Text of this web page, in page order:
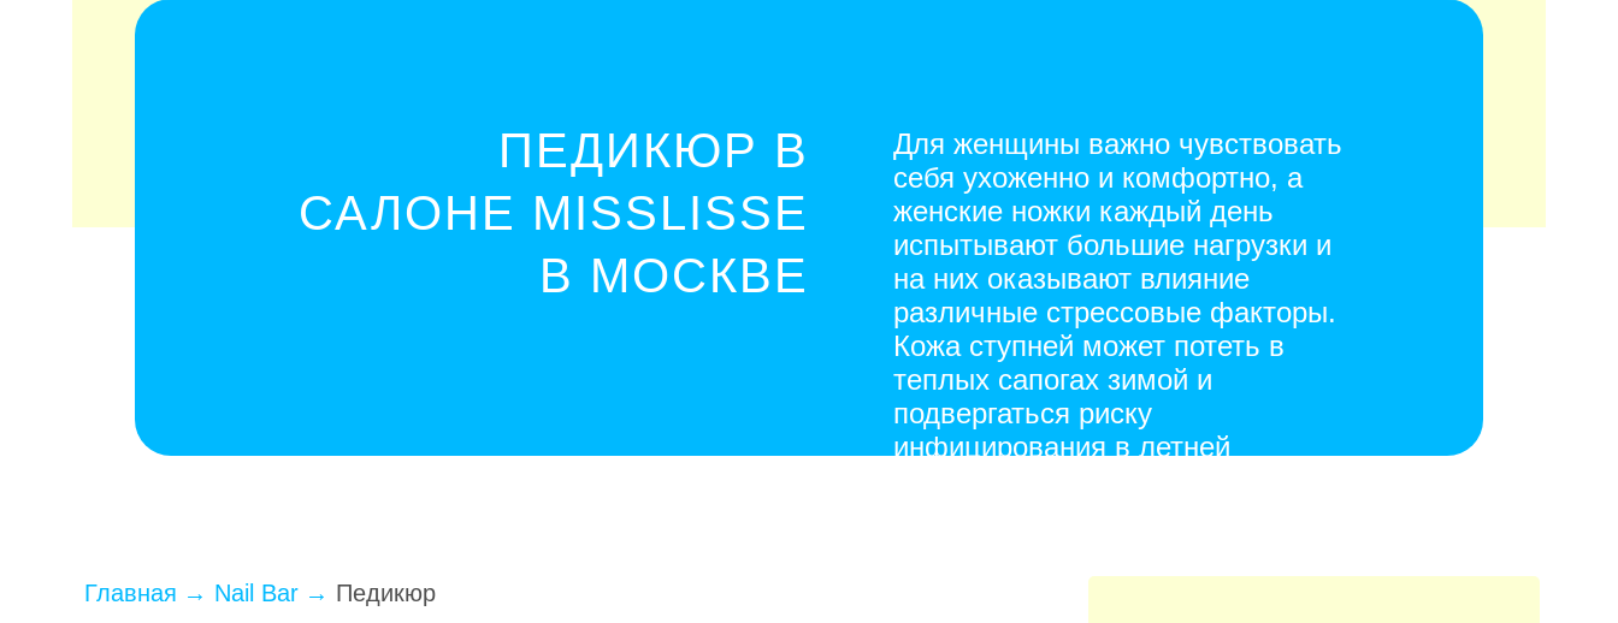
ПЕДИКЮР В
САЛОНЕ MISSLISSE
В МОСКВЕ
Для женщины важно чувствовать
себя ухоженно и комфортно, а
женские ножки каждый день
испытывают большие нагрузки и
на них оказывают влияние
различные стрессовые факторы.
Кожа ступней может потеть в
теплых сапогах зимой и
подвергаться риску
инфицирования в летней
Главная Nail Bar Педикюр